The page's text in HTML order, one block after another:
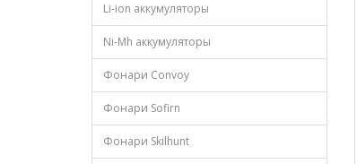
Li-ion аккумуляторы
Ni-Mh аккумуляторы
Фонари Convoy
Фонари Sofirn
Фонари Skilhunt